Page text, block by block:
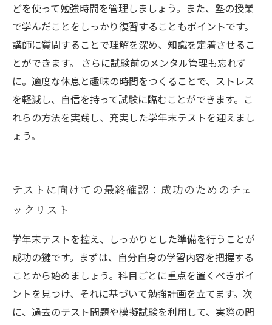
どを使って勉強時間を管理しましょう。また、塾の授業
で学んだことをしっかり復習することもポイントです。
講師に質問することで理解を深め、知識を定着させるこ
とができます。 さらに試験前のメンタル管理も忘れず
に。適度な休息と趣味の時間をつくることで、ストレス
を軽減し、自信を持って試験に臨むことができます。こ
れらの方法を実践し、充実した学年末テストを迎えまし
ょう。
テストに向けての最終確認：成功のためのチェ
ックリスト
学年末テストを控え、しっかりとした準備を行うことが
成功の鍵です。まずは、自分自身の学習内容を把握する
ことから始めましょう。科目ごとに重点を置くべきポイ
ントを見つけ、それに基づいて勉強計画を立てます。次
に、過去のテスト問題や模擬試験を利用して、実際の問